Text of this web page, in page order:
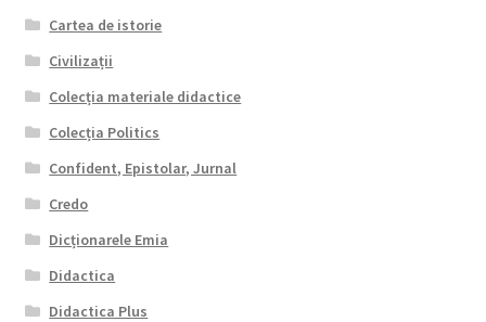
Cartea de istorie
Civilizații
Colecția materiale didactice
Colecția Politics
Confident, Epistolar, Jurnal
Credo
Dicționarele Emia
Didactica
Didactica Plus